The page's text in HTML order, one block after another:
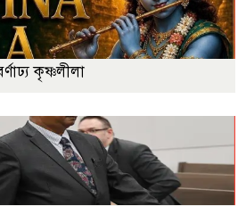
কৃষ্ণলীলা